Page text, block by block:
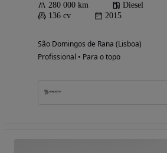
280 000 km Diesel
136 cv
2015
São Domingos de Rana (Lisboa)
Profissional • Para o topo